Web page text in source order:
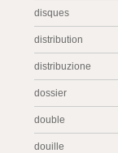
disques
distribution
distribuzione
dossier
double
douille